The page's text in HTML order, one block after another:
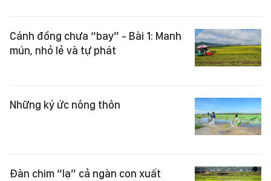
Cánh đồng chưa “bay” - Bài 1: Manh
mún, nhỏ lẻ và tự phát
Những ký ức nông thôn
Đàn chim “lạ” cả ngàn con xuất